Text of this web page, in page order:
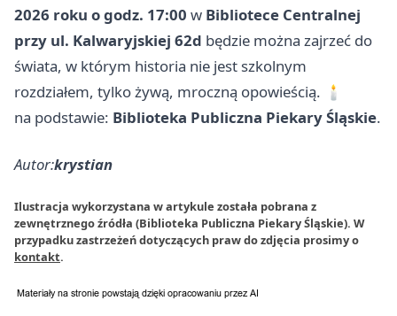
2026 roku o godz. 17:00 w Bibliotece Centralnej
przy ul. Kalwaryjskiej 62d będzie można zajrzeć do
świata, w którym historia nie jest szkolnym
rozdziałem, tylko żywą, mroczną opowieścią. 🕯️
na podstawie: Biblioteka Publiczna Piekary Śląskie.
Autor:krystian
Ilustracja wykorzystana w artykule została pobrana z
zewnętrznego źródła (Biblioteka Publiczna Piekary Śląskie). W
przypadku zastrzeżeń dotyczących praw do zdjęcia prosimy o
kontakt.